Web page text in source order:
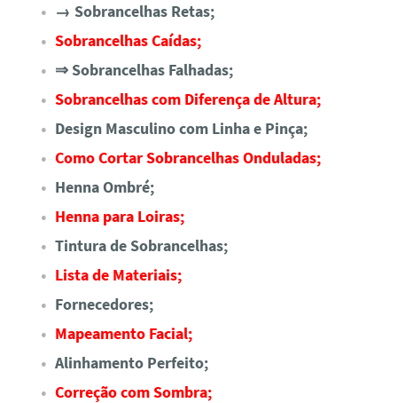
→ Sobrancelhas Retas;
Sobrancelhas Caídas;
⇒ Sobrancelhas Falhadas;
Sobrancelhas com Diferença de Altura;
Design Masculino com Linha e Pinça;
Como Cortar Sobrancelhas Onduladas;
Henna Ombré;
Henna para Loiras;
Tintura de Sobrancelhas;
Lista de Materiais;
Fornecedores;
Mapeamento Facial;
Alinhamento Perfeito;
Correção com Sombra;